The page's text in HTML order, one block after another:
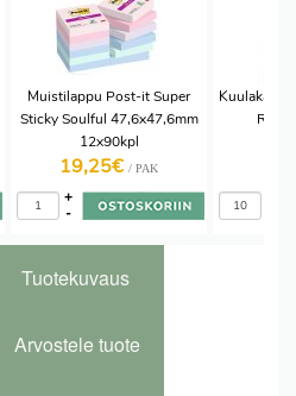
Muistilappu Post-it Super
Sticky Soulful 47,6x47,6mm
12x90kpl
19,25€ / PAK
-
+
Tuotekuvaus
Arvostele tuote